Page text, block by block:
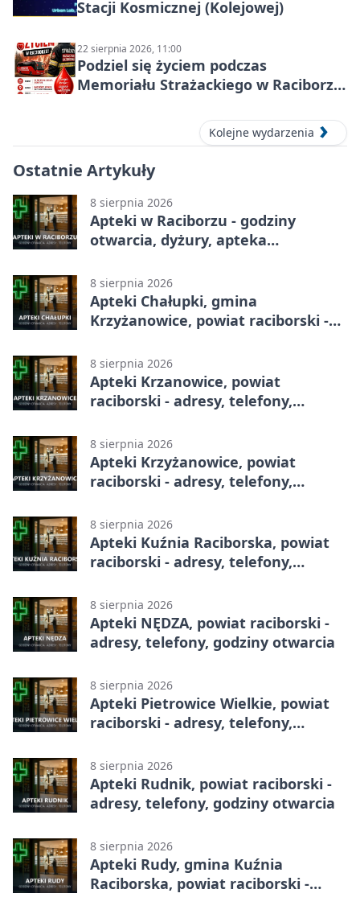
Stacji Kosmicznej (Kolejowej)
22 sierpnia 2026, 11:00
Podziel się życiem podczas
Memoriału Strażackiego w Raciborzu
Kolejne wydarzenia
Ostatnie Artykuły
8 sierpnia 2026
Apteki w Raciborzu - godziny
otwarcia, dyżury, apteka
8 sierpnia 2026
Apteki Chałupki, gmina
Krzyżanowice, powiat raciborski -
8 sierpnia 2026
Apteki Krzanowice, powiat
raciborski - adresy, telefony,
8 sierpnia 2026
Apteki Krzyżanowice, powiat
raciborski - adresy, telefony,
8 sierpnia 2026
Apteki Kuźnia Raciborska, powiat
raciborski - adresy, telefony,
8 sierpnia 2026
Apteki NĘDZA, powiat raciborski -
adresy, telefony, godziny otwarcia
8 sierpnia 2026
Apteki Pietrowice Wielkie, powiat
raciborski - adresy, telefony,
8 sierpnia 2026
Apteki Rudnik, powiat raciborski -
adresy, telefony, godziny otwarcia
8 sierpnia 2026
Apteki Rudy, gmina Kuźnia
Raciborska, powiat raciborski -